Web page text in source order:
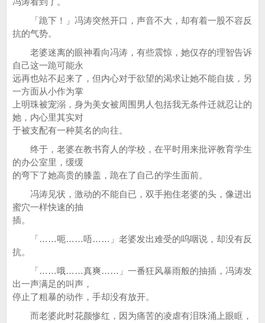
「跪下！」冯涛突然开口，声音不大，却有着一股不容反
抗的气势。
老婆迷离的眼神看向冯涛，有些震惊，她仅存的理智告诉
自己这一跪可能永
远再也站不起来了，但内心对于欲望的渴求让她不能自拔，另
一方面从小作为掌
上明珠被宠溺，身为美女被周围男人包括我无条件迁就忍让的
她，内心里其实对
于被支配有一种莫名的向往。
终于，老婆在教书育人的学校，在平时用来批评教育学生
的办公室里，缓缓
的弯下了她高贵的膝盖，跪在了自己的学生面前。
冯涛见状，激动的不能自已，双手抱住老婆的头，像进出
蜜穴一样快速的抽
插。
「……呃……唔……」老婆发出难受的呜咽说，却没有反
抗。
「……哦……真爽……」一番狂风暴雨般的抽插，冯涛发
出一声满足的叫声，
停止了粗暴的动作，手却没有放开。
而老婆此时花颜惨红，因为痛苦的凌虐有泪珠涌上眼眶，